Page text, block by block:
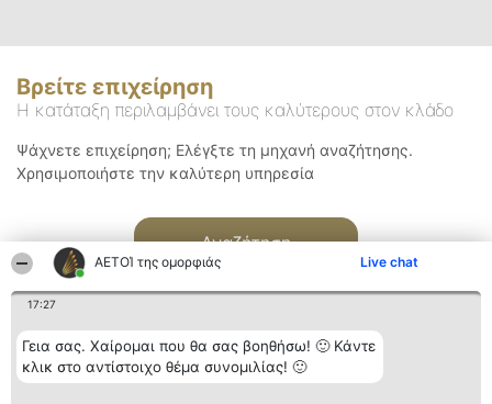
ΑΕΤΟΊ της ομορφιάς Live chat
17:27
Γεια σας. Χαίρομαι που θα σας βοηθήσω! 🙂 Κάντε
κλικ στο αντίστοιχο θέμα συνομιλίας! 🙂
Βρείτε επιχείρηση
Η κατάταξη περιλαμβάνει τους καλύτερους στον κλάδο
Ψάχνετε επιχείρηση; Ελέγξτε τη μηχανή αναζήτησης.
Χρησιμοποιήστε την καλύτερη υπηρεσία
Αναζήτηση